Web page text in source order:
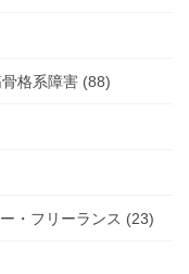
格系障害 (88)
・フリーランス (23)